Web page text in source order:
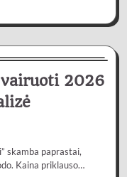
2026
skamba paprastai,
Kaina priklauso…